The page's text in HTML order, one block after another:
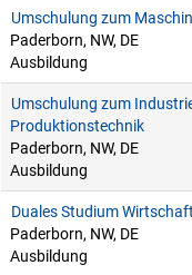
Umschulung zum
Paderborn, NW, DE
Ausbildung
Umschulung zum
Produktionstechnik
Paderborn, NW, DE
Ausbildung
Duales Studium
Paderborn, NW, DE
Ausbildung